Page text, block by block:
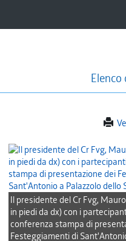
Elenco
Il presidente del Cr Fvg,
in piedi da dx) con i
conferenza stampa di
Festeggiamenti di